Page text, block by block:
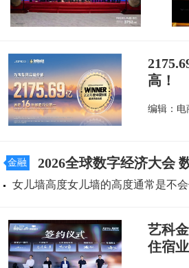
高！
编辑：电
金融 2026全球数字经济大会
女儿墙高度女儿墙的高度通常是不
艺科
住宿